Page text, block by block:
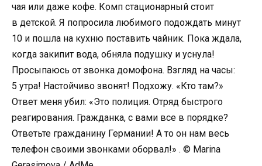
чая или даже кофе. Комп стационарный стоит
в детской. Я попросила любимого подождать минут
10 и пошла на кухню поставить чайник. Пока ждала,
когда закипит вода, обняла подушку и уснула!
Просыпаюсь от звонка домофона. Взгляд на часы:
5 утра! Настойчиво звонят! Подхожу. «Кто там?»
Ответ меня убил: «Это полиция. Отряд быстрого
реагирования. Гражданка, с вами все в порядке?
Ответьте гражданину Германии! А то он нам весь
телефон своими звонками оборвал!» . © Marina